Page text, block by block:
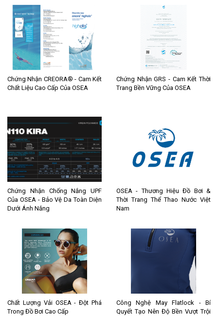
Chứng Nhận CREORA® - Cam Kết
Chất Liệu Cao Cấp Của OSEA
Chứng Nhận GRS - Cam Kết Thời
Trang Bền Vững Của OSEA
Chứng Nhận Chống Nắng UPF
Của OSEA - Bảo Vệ Da Toàn Diện
Dưới Ánh Nắng
OSEA - Thương Hiệu Đồ Bơi &
Thời Trang Thể Thao Nước Việt
Nam
Chất Lượng Vải OSEA - Đột Phá
Trong Đồ Bơi Cao Cấp
Công Nghệ May Flatlock - Bí
Quyết Tạo Nên Độ Bền Vượt Trội